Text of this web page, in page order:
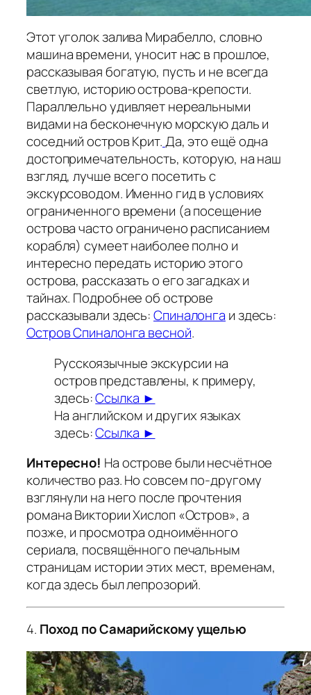
Этот уголок залива Мирабелло, словно
машина времени, уносит нас в прошлое,
рассказывая богатую, пусть и не всегда
светлую, историю острова-крепости.
Параллельно удивляет нереальными
видами на бесконечную морскую даль и
соседний остров Крит.Да, это ещё одна
достопримечательность, которую, на наш
взгляд, лучше всего посетить с
экскурсоводом. Именно гид в условиях
ограниченного времени (а посещение
острова часто ограничено расписанием
корабля) сумеет наиболее полно и
интересно передать историю этого
острова, рассказать о его загадках и
тайнах. Подробнее об острове
рассказывали здесь:Спиналонга и здесь:
Остров Спиналонга весной.
Русскоязычные экскурсии на
остров представлены, к примеру,
здесь:Ссылка ►
На английском и других языках
здесь:Ссылка ►
Интересно! На острове были несчётное
количество раз. Но совсем по-другому
взглянули на него после прочтения
романа Виктории Хислоп «Остров», а
позже, и просмотра одноимённого
сериала, посвящённого печальным
страницам истории этих мест, временам,
когда здесь был лепрозорий.
4. Поход по Самарийскому ущелью